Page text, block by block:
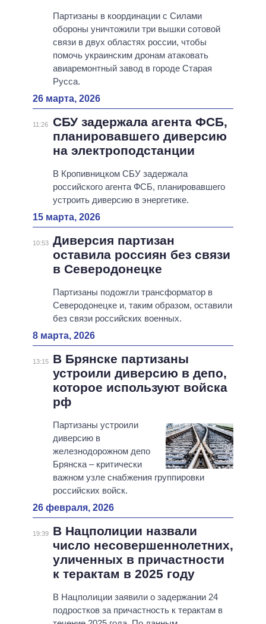
Партизаны в координации с Силами
обороны уничтожили три вышки сотовой
связи в двух областях россии, чтобы
помочь украинским дронам атаковать
авиаремонтный завод в городе Старая
Русса.
26 марта, 2026
11:26
СБУ задержала агента ФСБ,
планировавшего диверсию
на электроподстанции
В Кропивницком СБУ задержала
российского агента ФСБ, планировавшего
устроить диверсию в энергетике.
15 марта, 2026
10:53 Диверсия партизан
оставила россиян без связи
в Северодонецке
Партизаны подожгли трансформатор в
Северодонецке и, таким образом, оставили
без связи российских военных.
8 марта, 2026
13:15
В Брянске партизаны
устроили диверсию в депо,
которое используют войска
рф
Партизаны устроили
диверсию в
железнодорожном депо
Брянска – критически
важном узле снабжения группировки
российских войск.
26 февраля, 2026
19:39
В Нацполиции назвали
число несовершеннолетних,
уличенных в причастности
к терактам в 2025 году
В Нацполиции заявили о задержании 24
подростков за причастность к терактам в